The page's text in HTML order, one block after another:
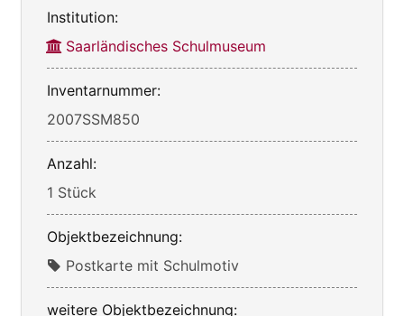
Institution:
Saarländisches Schulmuseum
Inventarnummer:
2007SSM850
Anzahl:
1 Stück
Objektbezeichnung:
Postkarte mit Schulmotiv
weitere Objektbezeichnung: